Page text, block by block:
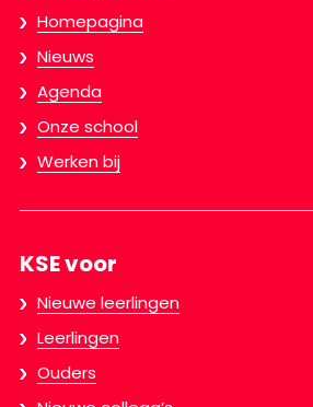
Homepagina
Nieuws
Agenda
Onze school
Werken bij
KSE voor
Nieuwe leerlingen
Leerlingen
Ouders